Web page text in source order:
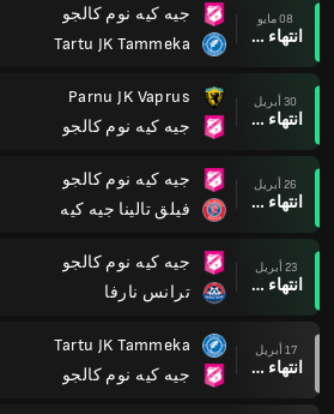
08 مايو
انتهاء وقت المباراة
جيه كيه نوم كالجو
Tartu JK Tammeka
30 أبريل
انتهاء وقت المباراة
Parnu JK Vaprus
جيه كيه نوم كالجو
26 أبريل
انتهاء وقت المباراة
جيه كيه نوم كالجو
فيلق تالينا جيه كيه
23 أبريل
انتهاء وقت المباراة
جيه كيه نوم كالجو
ترانس نارفا
17 أبريل
انتهاء وقت المباراة
Tartu JK Tammeka
جيه كيه نوم كالجو